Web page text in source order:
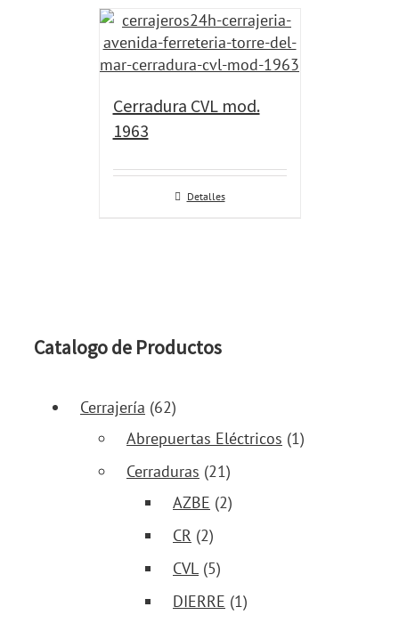
Cerradura CVL mod.
1963
Detalles
Catalogo de Productos
Cerrajería (62)
Abrepuertas Eléctricos (1)
Cerraduras (21)
AZBE (2)
CR (2)
CVL (5)
DIERRE (1)